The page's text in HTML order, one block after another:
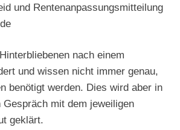
und Rentenanpassungsmitteilung
nach einem
und wissen nicht immer genau,
benötigt werden. Dies wird aber in
mit dem jeweiligen
geklärt.